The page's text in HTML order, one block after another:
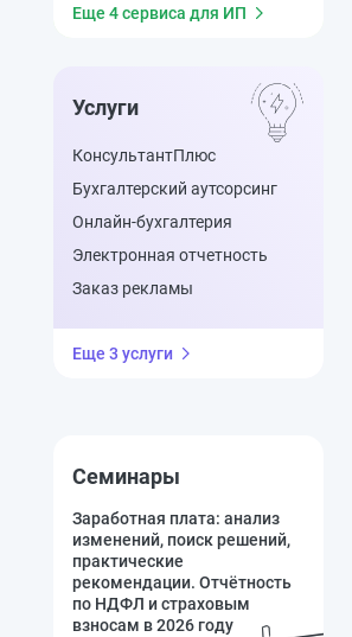
Еще 4 сервиса для ИП
Услуги
КонсультантПлюс
Бухгалтерский аутсорсинг
Онлайн-бухгалтерия
Электронная отчетность
Заказ рекламы
Еще 3 услуги
Семинары
Заработная плата: анализ
изменений, поиск решений,
практические
рекомендации. Отчётность
по НДФЛ и страховым
взносам в 2026 году